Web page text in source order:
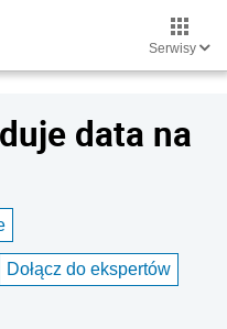
Serwisy
data na
Dołącz do ekspertów